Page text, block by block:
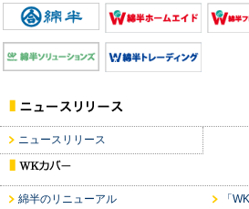
ニュースリリース
綿半のリニューアル 「